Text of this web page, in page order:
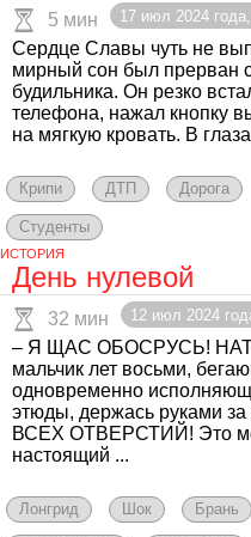
5 мин 17 июл 2024
Сердце Славы чуть не
мирный сон был прерван
будильника. Он резко
телефона, нажал кнопку
на мягкую кровать. В
Крипи ДТП Дорога
Студенты
ИСТОРИЯ
День нулевой
32 мин 12 июл 2024
– Я ЩАС ОБОСРУСЬ!
мальчик лет восьми,
одновременно
этюды, держась руками
ВСЕХ ОТВЕРСТИЙ! Это
настоящий ...
Лонгрид Шок Брань